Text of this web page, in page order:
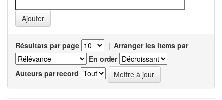
Résultats par page | Arranger les items par
En order
Auteurs par record